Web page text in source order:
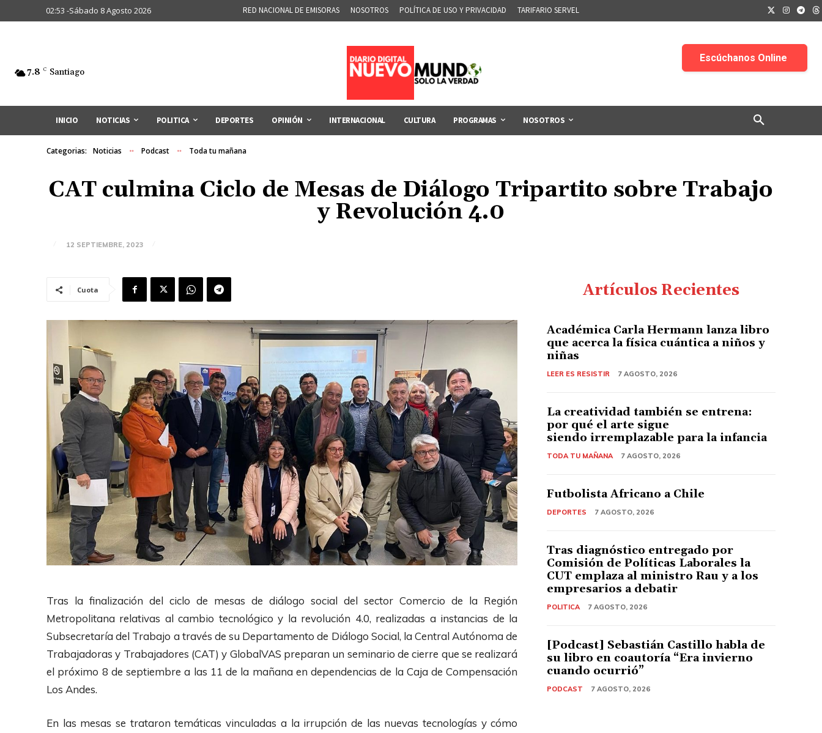
02:53 -Sábado 8 Agosto 2026 RED NACIONAL DE EMISORAS NOSOTROS POLÍTICA DE USO Y PRIVACIDAD TARIFARIO SERVEL
7.8 C Santiago
INICIO NOTICIAS POLITICA DEPORTES OPINIÓN INTERNACIONAL CULTURA PROGRAMAS NOSOTROS
Categorias: Noticias Podcast Toda tu mañana
CAT culmina Ciclo de Mesas de Diálogo Tripartito sobre Trabajo
y Revolución 4.0
12 SEPTIEMBRE, 2023
Cuota
Tras la finalización del ciclo de mesas de diálogo social del sector Comercio de la Región
Metropolitana relativas al cambio tecnológico y la revolución 4.0, realizadas a instancias de la
Subsecretaría del Trabajo a través de su Departamento de Diálogo Social, la Central Autónoma de
Trabajadoras y Trabajadores (CAT) y GlobalVAS preparan un seminario de cierre que se realizará
el próximo 8 de septiembre a las 11 de la mañana en dependencias de la Caja de Compensación
Los Andes.
En las mesas se trataron temáticas vinculadas a la irrupción de las nuevas tecnologías y cómo
Artículos Recientes
Académica Carla Hermann lanza libro
que acerca la física cuántica a niños y
niñas
LEER ES RESISTIR 7 AGOSTO, 2026
La creatividad también se entrena:
por qué el arte sigue
siendo irremplazable para la infancia
TODA TU MAÑANA 7 AGOSTO, 2026
Futbolista Africano a Chile
DEPORTES 7 AGOSTO, 2026
Tras diagnóstico entregado por
Comisión de Políticas Laborales la
CUT emplaza al ministro Rau y a los
empresarios a debatir
POLITICA 7 AGOSTO, 2026
[Podcast] Sebastián Castillo habla de
su libro en coautoría “Era invierno
cuando ocurrió”
PODCAST 7 AGOSTO, 2026